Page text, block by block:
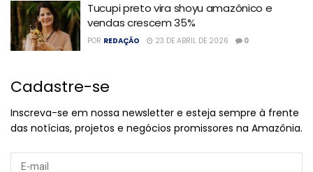
Tucupi preto vira shoyu amazônico e
vendas crescem 35%
POR REDAÇÃO 23 DE ABRIL DE 2026 0
Cadastre-se
Inscreva-se em nossa newsletter e esteja sempre à frente
das notícias, projetos e negócios promissores na Amazônia.